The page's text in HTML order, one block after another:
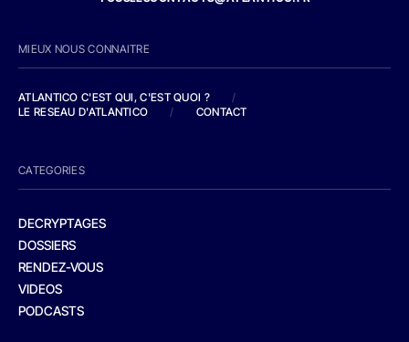
MIEUX NOUS CONNAITRE
ATLANTICO C'EST QUI, C'EST QUOI ?
/
LE RESEAU D'ATLANTICO
/ CONTACT
CATEGORIES
DECRYPTAGES
DOSSIERS
RENDEZ-VOUS
VIDEOS
PODCASTS